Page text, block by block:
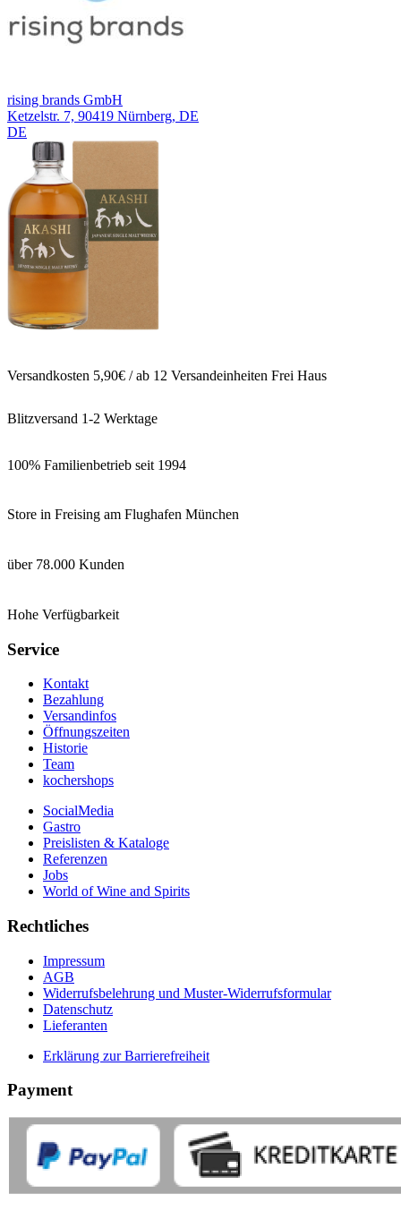
rising brands GmbH
Ketzelstr. 7, 90419 Nürnberg, DE
DE
Versandkosten 5,90€ / ab 12 Versandeinheiten Frei Haus
Blitzversand 1-2 Werktage
100% Familienbetrieb seit 1994
Store in Freising am Flughafen München
über 78.000 Kunden
Hohe Verfügbarkeit
Service
Kontakt
Bezahlung
Versandinfos
Öffnungszeiten
Historie
Team
kochershops
SocialMedia
Gastro
Preislisten & Kataloge
Referenzen
Jobs
World of Wine and Spirits
Rechtliches
Impressum
AGB
Widerrufsbelehrung und Muster-Widerrufsformular
Datenschutz
Lieferanten
Erklärung zur Barrierefreiheit
Payment